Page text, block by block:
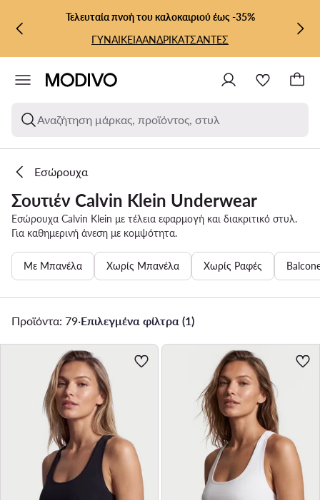
ΜΕΤΆΒΑΣΗ ΣΤΟ ΚΎΡΙΟ ΠΕΡΙΕΧΌΜΕΝΟ
ΜΕΤΆΒΑΣΗ ΣΤΗΝ ΑΝΑΖΉΤΗΣΗ
Τελευταία πνοή του καλοκαιριού έως -35%
ΓΥΝΑΙΚΕΙΑΑΝΔΡΙΚΑΤΣΑΝΤΕΣ
Αναζήτηση μάρκας, προϊόντος, στυλ
Εσώρουχα
Σουτιέν Calvin Klein Underwear
Εσώρουχα Calvin Klein με τέλεια εφαρμογή και διακριτικό στυλ.
Για καθημερινή άνεση με κομψότητα.
Με Μπανέλα Χωρίς Μπανέλα Χωρίς Ραφές
Προϊόντα: 79·Επιλεγμένα φίλτρα (1)